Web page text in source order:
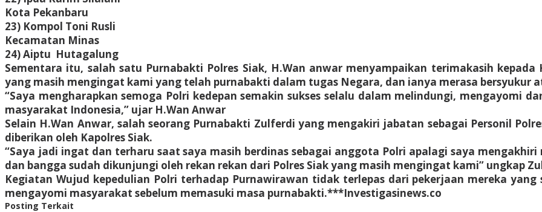
Kota Pekanbaru
23) Kompol Toni Rusli
Kecamatan Minas
24) Aiptu Hutagalung
Sementara itu, salah satu Purnabakti Polres Siak, H.Wan anwar menyampaikan terimakasih kepada
yang masih mengingat kami yang telah purnabakti dalam tugas Negara, dan ianya merasa bersyukur
“Saya mengharapkan semoga Polri kedepan semakin sukses selalu dalam melindungi, mengayomi
masyarakat Indonesia,” ujar H.Wan Anwar
Selain H.Wan Anwar, salah seorang Purnabakti Zulferdi yang mengakiri jabatan sebagai Personil
diberikan oleh Kapolres Siak.
“Saya jadi ingat dan terharu saat saya masih berdinas sebagai anggota Polri apalagi saya mengakhiri
dan bangga sudah dikunjungi oleh rekan rekan dari Polres Siak yang masih mengingat kami” ungkap
Kegiatan Wujud kepedulian Polri terhadap Purnawirawan tidak terlepas dari pekerjaan mereka
mengayomi masyarakat sebelum memasuki masa purnabakti.***Investigasinews.co
Posting Terkait